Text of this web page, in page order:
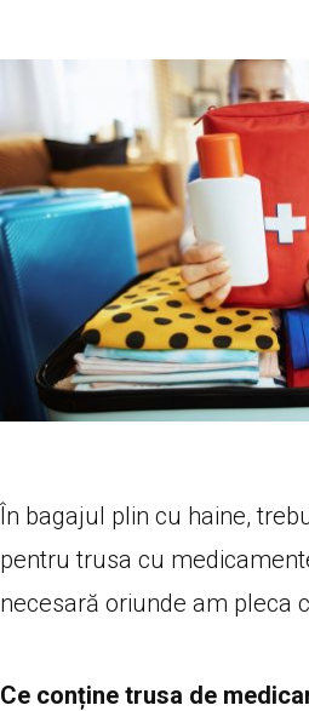
În bagajul plin cu haine,
pentru trusa cu
necesară oriunde am pleca
Ce conține trusa de